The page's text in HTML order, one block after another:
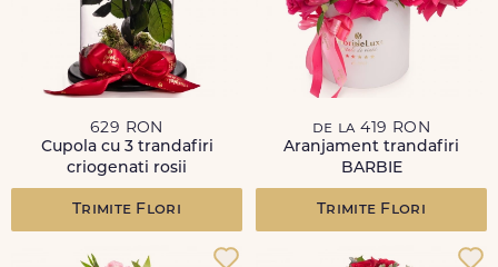
629 RON
Cupola cu 3 trandafiri
criogenati rosii
Trimite Flori
de la 419 RON
Aranjament trandafiri
BARBIE
Trimite Flori